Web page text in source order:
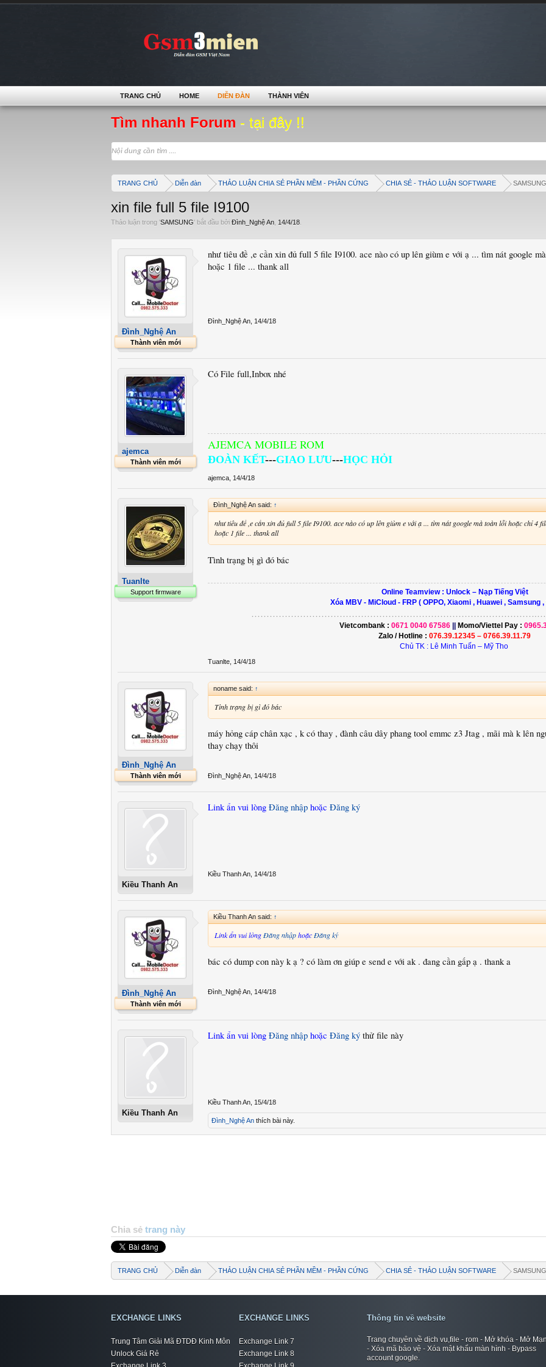
Tìm nhanh Forum - tại đây !!
TRANG CHỦ Diễn đàn THẢO LUẬN CHIA SẺ PHẦN MỀM - PHẦN CỨNG CHIA SẺ - THẢO LUẬN SOFTWARE SAMSUNG
xin file full 5 file I9100
Thảo luận trong 'SAMSUNG' bắt đầu bởi Đình_Nghệ An 14/4/18
Đình_Nghệ An
Thành viên mới
như tiêu đề ,e cần xin đủ full 5 file I9100. ace nào có up lên giùm e với ạ ... tìm nát google
hoặc 1 file ... thank all
Đình_Nghệ An 14/4/18
ajemca
Thành viên mới
Có File full,Inbox nhé
AJEMCA MOBILE ROM
ĐOÀN KẾT---GIAO LƯU---HỌC HỎI
ajemca 14/4/18
Tuanlte
Support firmware
Đình_Nghệ An said: ↑
như tiêu đề ,e cần xin đủ full 5 file I9100. ace nào có up lên giùm e với ạ ... tìm nát google mà toàn lỗi hoặc chỉ 4
hoặc 1 file ... thank all
Tình trạng bị gì đó bác
Online Teamview : Unlock – Nạp Tiếng Việt
Xóa MBV - MiCloud - FRP ( OPPO, Xiaomi , Huawei , Samsung
Vietcombank : 0671 0040 67586 || Momo/Viettel Pay :
Zalo / Hotline : 076.39.12345 – 0766.39.11.79
Chủ TK : Lê Minh Tuấn – Mỹ Tho
Tuanlte 14/4/18
Đình_Nghệ An
Thành viên mới
noname said: ↑
Tình trạng bị gì đó bác
máy hỏng cáp chân xạc , k có thay , đành câu dây phang tool emmc z3 Jtag , mãi mà k lên
thay chạy thôi
Đình_Nghệ An 14/4/18
Kiều Thanh An
Link ẩn vui lòng Đăng nhập hoặc Đăng ký
Kiều Thanh An 14/4/18
Đình_Nghệ An
Thành viên mới
Kiều Thanh An said: ↑
Link ẩn vui lòngĐăng nhậphoặcĐăng ký
bác có dump con này k ạ ? có làm ơn giúp e send e với ak . đang cần gấp ạ . thank a
Đình_Nghệ An 14/4/18
Kiều Thanh An
Link ẩn vui lòng Đăng nhập hoặc Đăng ký thử file này
Kiều Thanh An 15/4/18
Đình_Nghệ An thích bài này.
Chia sẻ trang này
TRANG CHỦ Diễn đàn THẢO LUẬN CHIA SẺ PHẦN MỀM - PHẦN CỨNG CHIA SẺ - THẢO LUẬN SOFTWARE SAMSUNG
TRANG CHỦ HOME DIỄN ĐÀN THÀNH VIÊN
EXCHANGE LINKS
Trung Tâm Giải Mã ĐTDĐ Kinh Môn
Unlock Giá Rẻ
EXCHANGE LINKS
Exchange Link 7
Exchange Link 8
Thông tin về website
Trang chuyên về dịch vụ,file - rom - Mở khóa - Mở
- Xóa mã bảo vệ - Xóa mật khẩu màn hình - Bypass
account google.